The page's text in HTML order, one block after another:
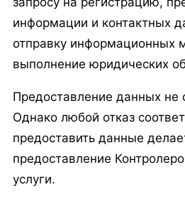
информации и контактных
отправку информационных
выполнение юридических
Предоставление данных не
Однако любой отказ
предоставить данные
предоставление
услуги.